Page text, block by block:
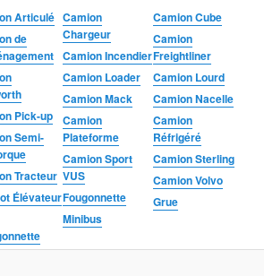
Articulé Camion
Chargeur
Camion Cube
de
Camion
Freightliner
Camion Incendier
Camion Loader
Camion Lourd
Camion Mack
Camion Nacelle
Pick-up
Camion
Plateforme
Camion
Réfrigéré
Semi-
Camion Sport
VUS
Camion Sterling
Tracteur
Camion Volvo
ÉlévateurFougonnette
Grue
Minibus